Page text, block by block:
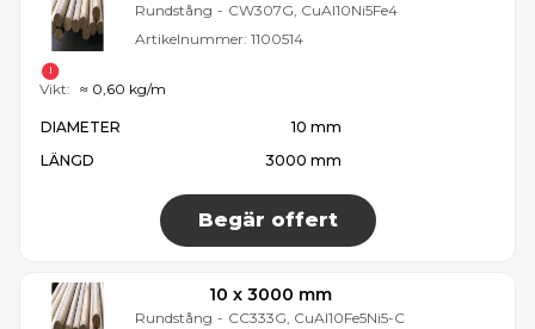
Rundstång - CW307G, CuAl10Ni5Fe4
Artikelnummer: 1100514
DIAMETER
10 mm
LÄNGD
3000 mm
Begär offert
Vikt: ≈ 0,60 kg/m
10 x 3000 mm
Rundstång - CC333G, CuAl10Fe5Ni5-C